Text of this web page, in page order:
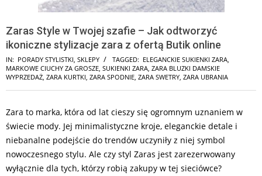
Zaras Style w Twojej szafie – Jak odtworzyć
ikoniczne stylizacje zara z ofertą Butik online
IN: PORADY STYLISTKI, SKLEPY TAGGED: ELEGANCKIE SUKIENKI ZARA,
MARKOWE CIUCHY ZA GROSZE, SUKIENKI ZARA, ZARA BLUZKI DAMSKIE
WYPRZEDAŻ, ZARA KURTKI, ZARA SPODNIE, ZARA SWETRY, ZARA UBRANIA
Zara to marka, która od lat cieszy się ogromnym uznaniem w
świecie mody. Jej minimalistyczne kroje, eleganckie detale i
niebanalne podejście do trendów uczyniły z niej symbol
nowoczesnego stylu. Ale czy styl Zaras jest zarezerwowany
wyłącznie dla tych, którzy robią zakupy w tej sieciówce?